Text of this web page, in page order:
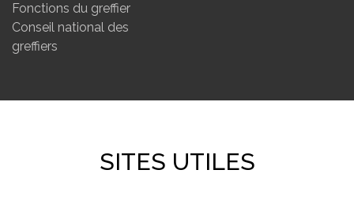
Fonctions du greffier
Conseil national des
greffiers
SITES UTILES